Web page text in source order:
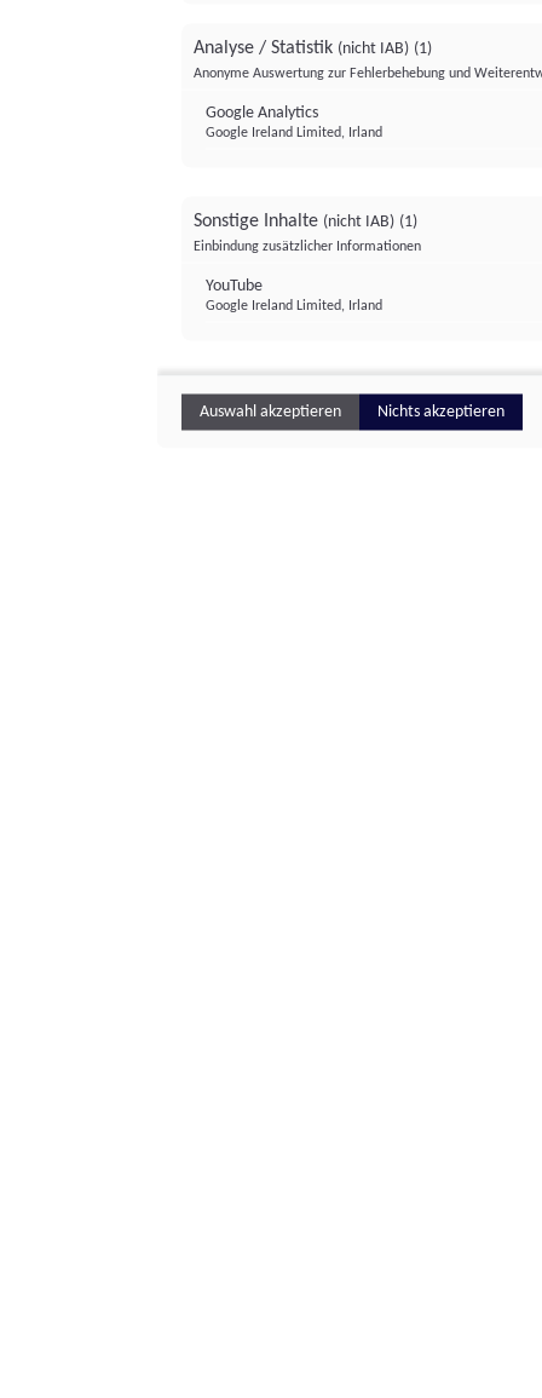
Analyse / Statistik (nicht IAB) (1)
Anonyme Auswertung zur Fehlerbehebung und
Google Analytics
Google Ireland Limited, Irland
Sonstige Inhalte (nicht IAB) (1)
Einbindung zusätzlicher Informationen
YouTube
Google Ireland Limited, Irland
Auswahl akzeptieren Nichts akzeptieren